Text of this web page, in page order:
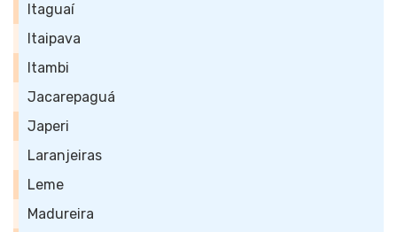
Itaguaí
Itaipava
Itambi
Jacarepaguá
Japeri
Laranjeiras
Leme
Madureira